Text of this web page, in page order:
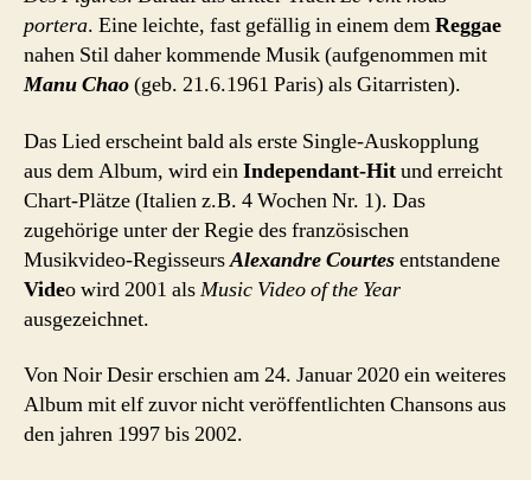
portera. Eine leichte, fast gefällig in einem demReggae
nahen Stil daher kommende Musik (aufgenommen mit
Manu Chao(geb. 21.6.1961 Paris) als Gitarristen).
Das Lied erscheint bald als erste Single-Auskopplung
aus dem Album, wird einIndependant-Hitund erreicht
Chart-Plätze (Italien z.B. 4 Wochen Nr. 1). Das
zugehörige unter der Regie des französischen
Musikvideo-RegisseursAlexandre Courtesentstandene
Video wird 2001 alsMusic Video of the Year
ausgezeichnet.
Von Noir Desir erschien am 24. Januar 2020 ein weiteres
Album mit elf zuvor nicht veröffentlichten Chansons aus
den jahren 1997 bis 2002.